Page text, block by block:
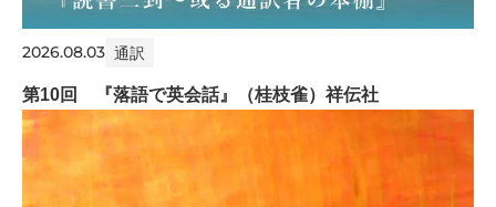
2026.08.03 通訳
第10回 『落語で英会話』（桂枝雀）祥伝社